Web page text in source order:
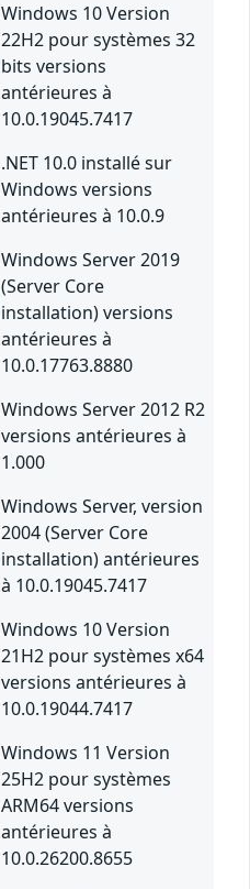
Windows 10 Version
22H2 pour systèmes 32
bits versions
antérieures à
10.0.19045.7417
.NET 10.0 installé sur
Windows versions
antérieures à 10.0.9
Windows Server 2019
(Server Core
installation) versions
antérieures à
10.0.17763.8880
Windows Server 2012 R2
versions antérieures à
1.000
Windows Server, version
2004 (Server Core
installation) antérieures
à 10.0.19045.7417
Windows 10 Version
21H2 pour systèmes x64
versions antérieures à
10.0.19044.7417
Windows 11 Version
25H2 pour systèmes
ARM64 versions
antérieures à
10.0.26200.8655